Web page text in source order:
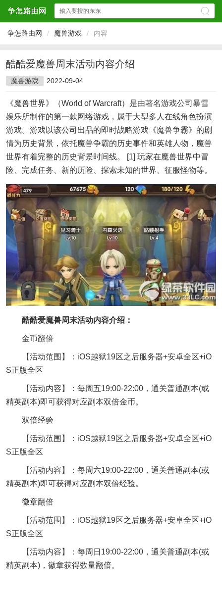
争怎路由网 / 魔兽游戏 / 内容
酷酷爱魔兽周末活动内容介绍
魔兽游戏 2022-09-04
《魔兽世界》（World of Warcraft）是由著名游戏公司暴雪
娱乐所制作的第一款网络游戏，属于大型多人在线角色扮演
游戏。游戏以该公司出品的即时战略游戏《魔兽争霸》的剧
情为历史背景，依托魔兽争霸的历史事件和英雄人物，魔兽
世界有着完整的历史背景时间线。 [1] 玩家在魔兽世界中冒
险、完成任务、新的历险、探索未知的世界、征服怪物等。
酷酷爱魔兽周末活动内容介绍：
金币翻倍
【活动范围】：iOS越狱19区之后服务器+安卓全区+iO
S正版全区
【活动内容】：每周五19:00-22:00，通关普通副本(或
精英副本)即可获得对应副本双倍金币。
双倍经验
【活动范围】：iOS越狱19区之后服务器+安卓全区+iO
S正版全区
【活动内容】：每周六19:00-22:00，通关普通副本(或
精英副本)即可获得对应副本双倍经验。
徽章翻倍
【活动范围】：iOS越狱19区之后服务器+安卓全区+iO
S正版全区
【活动内容】：每周日19:00-22:00，通关普通副本(或
精英副本)，徽章获得数量翻倍。